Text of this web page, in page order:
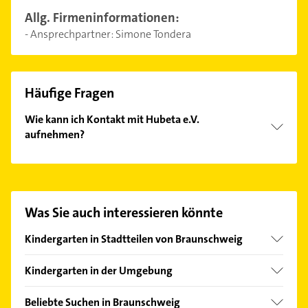
Allg. Firmeninformationen:
- Ansprechpartner: Simone Tondera
Häufige Fragen
Wie kann ich Kontakt mit Hubeta e.V.
aufnehmen?
finden Sie alleKontaktdaten.
Was Sie auch interessieren könnte
Kindergarten in Stadtteilen von Braunschweig
Ölper
Bienrode
Kindergarten in der Umgebung
Vechelde
Beliebte Suchen in Braunschweig